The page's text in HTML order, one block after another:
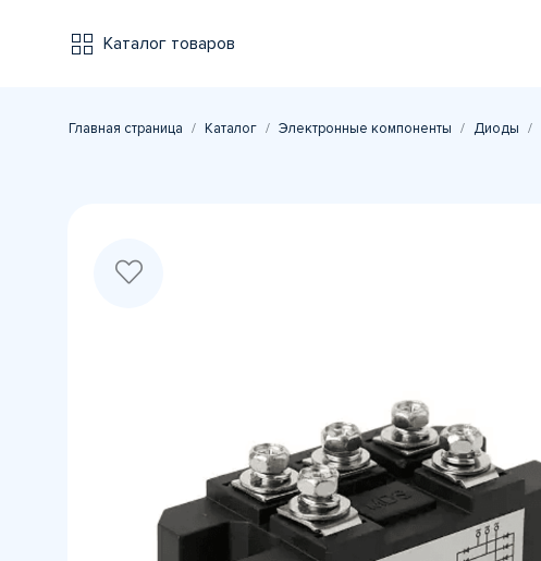
Каталог товаров
Главная страница Каталог Электронные компоненты Диоды